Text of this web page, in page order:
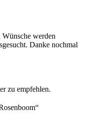
werden
Danke nochmal
zu empfehlen.